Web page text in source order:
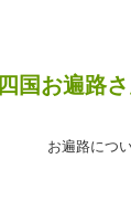
四国お遍路
お遍路につ